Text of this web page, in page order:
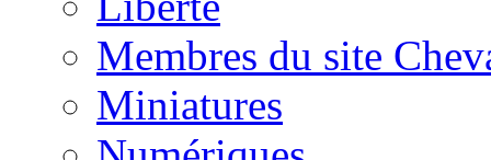
Membres du site
Miniatures